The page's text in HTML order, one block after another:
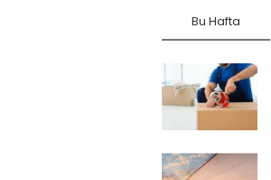
Bu Hafta